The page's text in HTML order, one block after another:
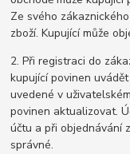
Ze svého
zboží. Kupující může
2. Při registraci do
kupující povinen
uvedené v
povinen aktualizovat.
účtu a při objednávání
správné.